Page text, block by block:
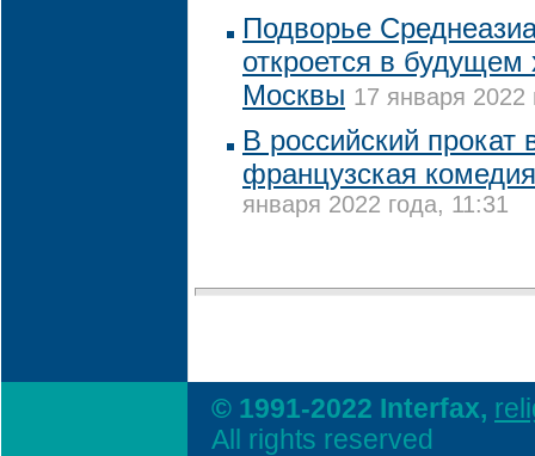
Подворье
откроется в
Москвы 17 января 2022
В российский прокат
французская
января 2022 года, 11:31
© 1991-2022 Interfax,
All rights reserved